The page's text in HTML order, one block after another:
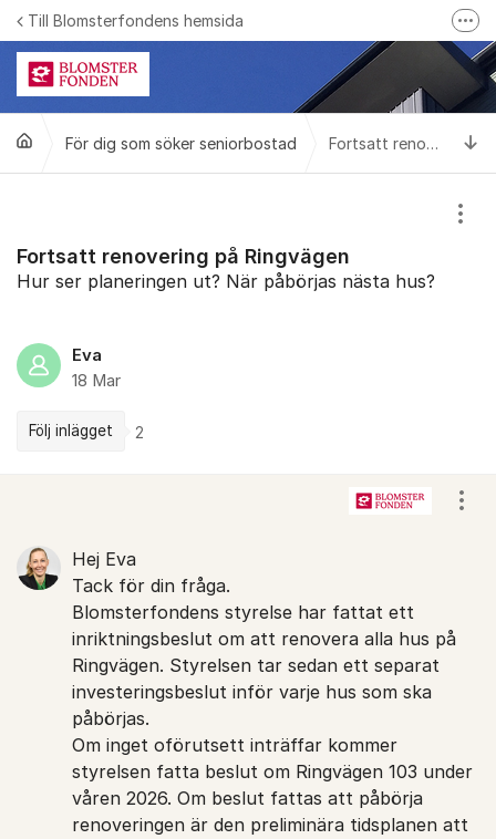
Hoppa till innehåll
Till Blomsterfondens hemsida
Blomsterfonden på Facebook
Ring till Blomsterfonden
Bli medlem i Blomsterfonden
För dig som söker seniorbostad Fortsatt renovering på Ringvägen
Fortsatt renovering på Ringvägen
Hur ser planeringen ut? När påbörjas nästa hus?
Eva
18 Mar
Följ inlägget 2
Hej Eva
Tack för din fråga.
Blomsterfondens styrelse har fattat ett
inriktningsbeslut om att renovera alla hus på
Ringvägen. Styrelsen tar sedan ett separat
investeringsbeslut inför varje hus som ska
påbörjas.
Om inget oförutsett inträffar kommer
styrelsen fatta beslut om Ringvägen 103 under
våren 2026. Om beslut fattas att påbörja
renoveringen är den preliminära tidsplanen att